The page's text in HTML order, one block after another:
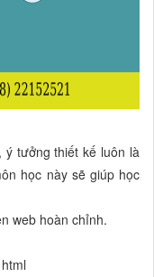
ý tưởng thiết kế luôn là
học này sẽ giúp học
web hoàn chỉnh.